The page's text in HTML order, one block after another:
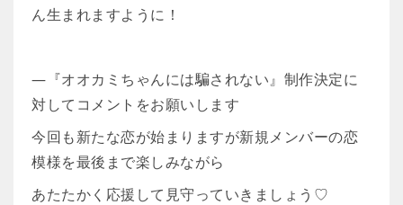
ん生まれますように！
―『オオカミちゃんには騙されない』制作決定に
対してコメントをお願いします
今回も新たな恋が始まりますが新規メンバーの恋
模様を最後まで楽しみながら
あたたかく応援して見守っていきましょう♡